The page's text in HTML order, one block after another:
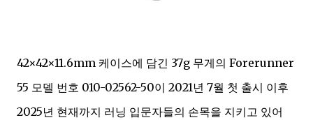
42×42×11.6mm 케이스에 담긴 37g 무게의 Forerunner
55 모델 번호 010-02562-50이 2021년 7월 첫 출시 이후
2025년 현재까지 러닝 입문자들의 손목을 지키고 있어